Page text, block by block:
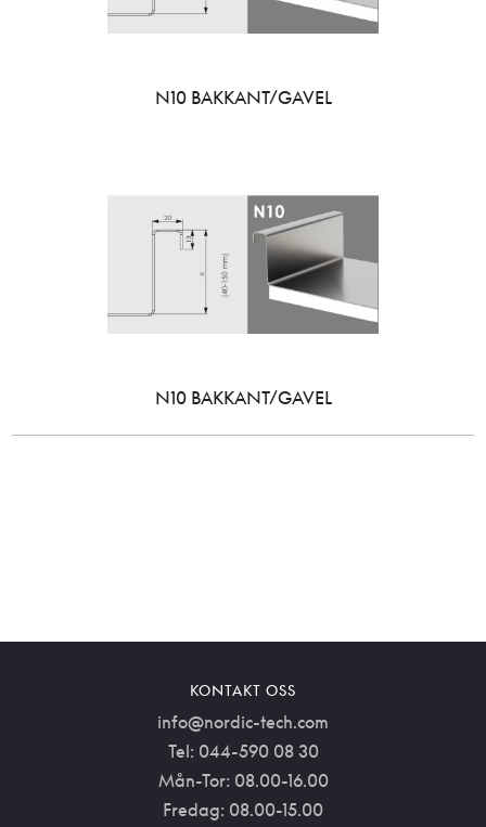
N10 BAKKANT/GAVEL
N10 BAKKANT/GAVEL
KONTAKT OSS
info@nordic-tech.com
Tel: 044-590 08 30
Mån-Tor: 08.00-16.00
Fredag: 08.00-15.00